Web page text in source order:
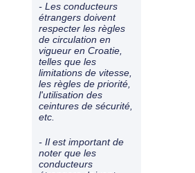
- Les conducteurs
étrangers doivent
respecter les règles
de circulation en
vigueur en Croatie,
telles que les
limitations de vitesse,
les règles de priorité,
l'utilisation des
ceintures de sécurité,
etc.
- Il est important de
noter que les
conducteurs